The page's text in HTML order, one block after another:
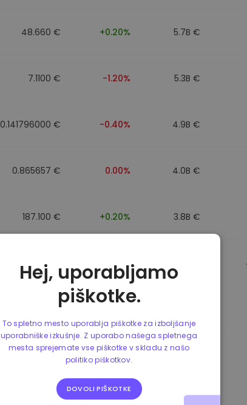
48.660 € +0.20% 5.7B €
7.1100 € -1.20% 5.3B €
0.141796000 € -0.40% 4.9B €
0.865657 € 0.00% 4.0B €
187.100 € +0.20% 3.8B €
0.865440 € 0.00%
0.086676000 €
0.865289 € 0.00%
Hej, uporabljamo
piškotke.
To spletno mesto uporablja piškotke za izboljšanje
uporabniške izkušnje. Z uporabo našega spletnega
mesta sprejemate vse piškotke v skladu z našo
politiko piškotkov.
DOVOLI PIŠKOTKE